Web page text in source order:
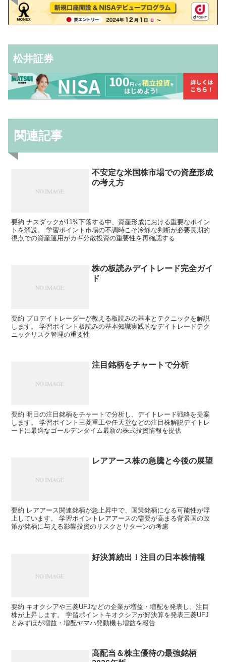
松井証券
関連記事
不安定な米国株市場での資産形成
の考え方
要約 ナスダックが11%下落する中、資産形成における重要なポイン
トを解説。 学習ポイント市場の不調時こそ冷静な判断が必要長期的
視点での資産運用がカギ分散投資の重要性を再確認する
株の板読みデイトレード完全ガイ
ド
要約 プロデイトレーダーが教える板読みの基本とテクニックを解説
します。 学習ポイント板読みの基本知識実践的なデイトレードテク
ニックリスク管理の重要性
注目銘柄をチャートで分析
要約 明日の注目銘柄をチャートで分析し、デイトレード戦略を提案
します。 学習ポイント三菱重工や任天堂などの注目株解説デイトレ
ードに最適なゴールデンタイム最新の株式投資情報を提供
レアアース株の急騰と今後の展望
要約 レアアース関連銘柄が急上昇中で、国策銘柄になる可能性が浮
上しています。 学習ポイントレアアースの需要が高まる背景国の政
策が銘柄に与える影響投資のリスクとリターンの考慮
好決算続出！注目の日本株情報
要約 キオクシアや三菱UFJなどの企業が増益・増配を発表し、注目
株が上昇します。 学習ポイントキオクシアが好決算を発表三菱UFJ
とみずほが増益・増配ヤマハ発動機も増益を報告
高配当＆株主優待の最強銘柄